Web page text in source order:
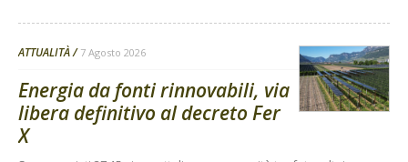
ATTUALITÀ 7 Agosto 2026
Energia da fonti rinnovabili, via
libera definitivo al decreto Fer
X